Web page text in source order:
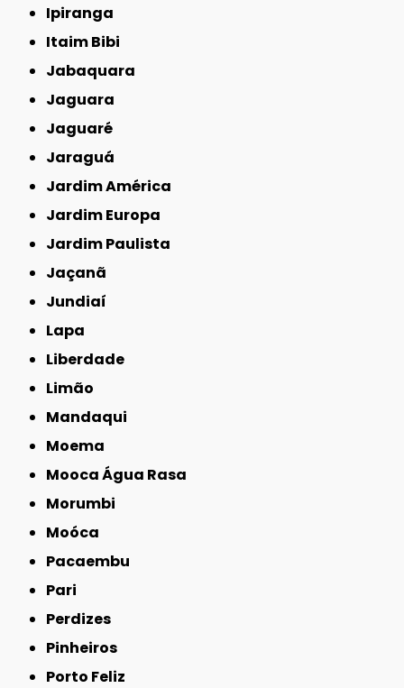
Ipiranga
Itaim Bibi
Jabaquara
Jaguara
Jaguaré
Jaraguá
Jardim América
Jardim Europa
Jardim Paulista
Jaçanã
Jundiaí
Lapa
Liberdade
Limão
Mandaqui
Moema
Mooca Água Rasa
Morumbi
Moóca
Pacaembu
Pari
Perdizes
Pinheiros
Porto Feliz